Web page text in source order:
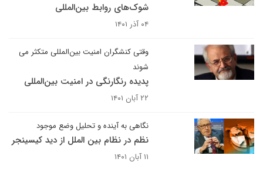
شوک‌های روابط بین‌المللی
۰۴ آذر ۱۴۰۱
وقتی کنشگران امنیت بین‌المللی متکثر می
شوند
پدیده رنگارنگی در امنیت بین‌المللی
۲۲ آبان ۱۴۰۱
نگاهی به آینده و تحلیل وضع موجود
نظم در نظام بین الملل از دید کیسینجر
۱۱ آبان ۱۴۰۱